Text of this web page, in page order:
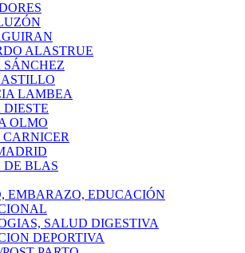
ALASTRUE
SÁNCHEZ
LAMBEA
DIESTE
OLMO
DE BLAS
EMBARAZO, EDUCACIÓN
SALUD DIGESTIVA
DEPORTIVA